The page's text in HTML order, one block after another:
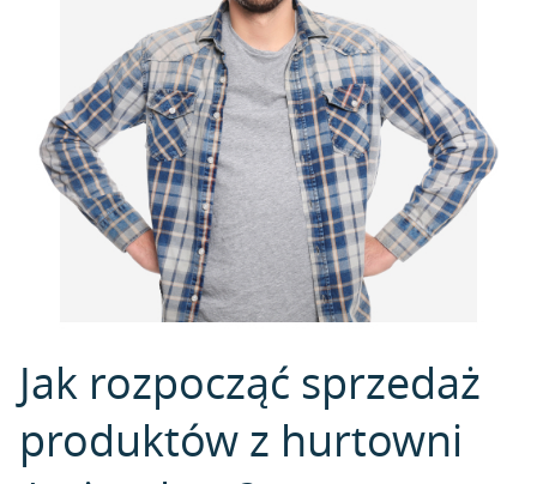
Jak rozpocząć sprzedaż
produktów z hurtowni